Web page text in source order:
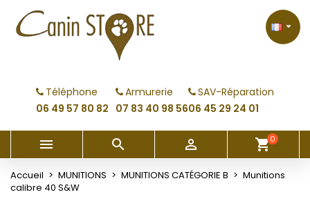
Téléphone
06 49 57 80 82
Armurerie
07 83 40 98 56
SAV-Réparation
06 45 29 24 01

   shopping_cart0
Accueil MUNITIONS MUNITIONS CATÉGORIE B
Munitions
calibre 40 S&W
My wishlists ×
Create new list
((modalTitle)) ×
((confirmMessage))
((cancelText)) ((modalDeleteText))
Créer une liste d'envies ×
Créer une liste d'envies
Connexion ×
Vous devez être connecté pour ajouter des produits